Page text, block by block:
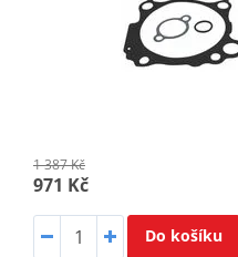
1 387 Kč
971 Kč
Do košíku